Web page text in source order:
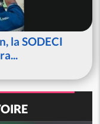
la SODECI